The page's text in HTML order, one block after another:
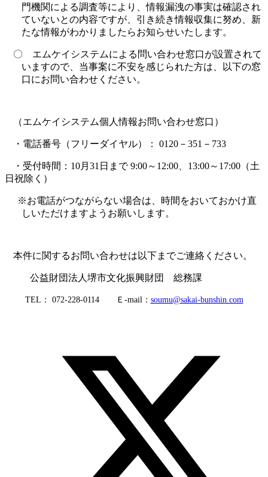
門機関による調査等により、情報漏洩の事実は確認され
ていないとの内容ですが、引き続き情報収集に努め、新
たな情報がわかりましたらお知らせいたします。
〇 エムケイシステムによる問い合わせ窓口が設置されて
いますので、当事案に不安を感じられた方は、以下の窓
口にお問い合わせください。
（エムケイシステム個人情報お問い合わせ窓口）
・電話番号（フリーダイヤル）： 0120 － 351 － 733
・受付時間： 10月 31 日まで9:00～ 12:00 13:00～ 17:00 （土
日祝除く）
※お電話がつながらない場合は、時間をおいておかけ直
しいただけますようお願いします。
本件に関するお問い合わせは以下までご連絡ください。
公益財団法人堺市文化振興財団 総務課
TEL ： 072-228-0114Ｅ -mail ： soumu@sakai-bunshin.com